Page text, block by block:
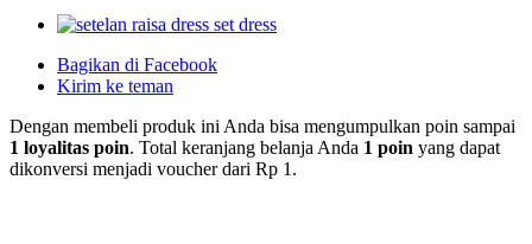
Bagikan di Facebook
Kirim ke teman
Dengan membeli produk ini Anda bisa mengumpulkan poin sampai
1 loyalitas poin. Total keranjang belanja Anda 1 poin yang dapat
dikonversi menjadi voucher dari Rp 1 .